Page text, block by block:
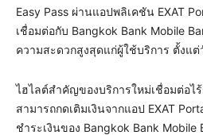
Easy Pass ผ่านแอปพลิเคชัน EXAT
เชื่อมต่อกับ Bangkok Bank Mobile
ความสะดวกสูงสุดแก่ผู้ใช้บริการ ตั้งแ
ไฮไลต์สำคัญของบริการใหม่เชื่อมต่อไ
สามารถกดเติมเงินจากแอป EXAT
ชำระเงินของ Bangkok Bank Mobile